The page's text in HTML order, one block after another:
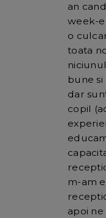
an
week-
o
toata
bune
dar
copil
m-am
apoi